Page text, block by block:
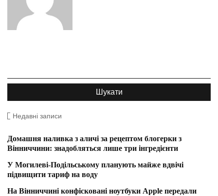
Недавні записи
Домашня наливка з аличі за рецептом блогерки з
Вінниччини: знадобляться лише три інгредієнти
У Могилеві-Подільському планують майже вдвічі
підвищити тариф на воду
На Вінниччині конфісковані ноутбуки Apple передали